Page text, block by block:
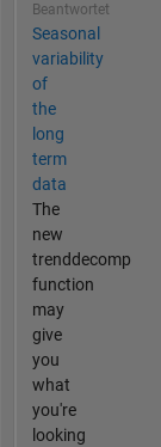
Beantwortet
Seasonal
variability
of
the
long
term
data
The
new
trenddecomp
function
may
give
you
what
you're
looking